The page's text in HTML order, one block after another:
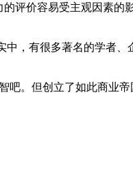
评价容易受主观因素的
，有很多著名的学者、
吧。但创立了如此商业